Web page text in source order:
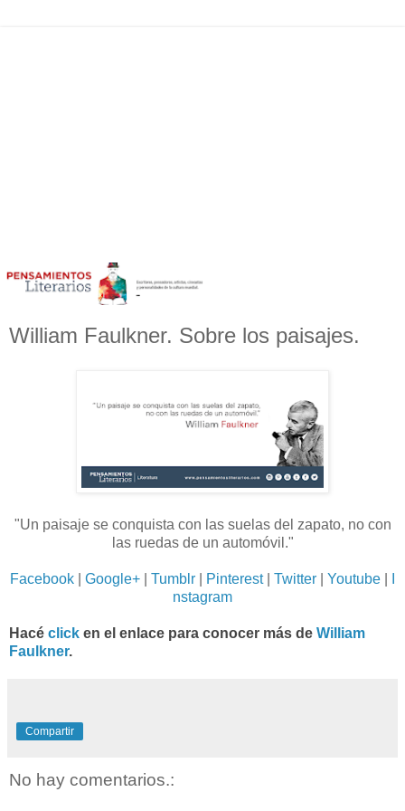
William Faulkner. Sobre los paisajes.
"Un paisaje se conquista con las suelas del zapato, no con
las ruedas de un automóvil."
Facebook Google+ Tumblr Pinterest| Twitter Youtube
nstagram
Hacé click en el enlace para conocer más de William
Faulkner.
Compartir
No hay comentarios.: